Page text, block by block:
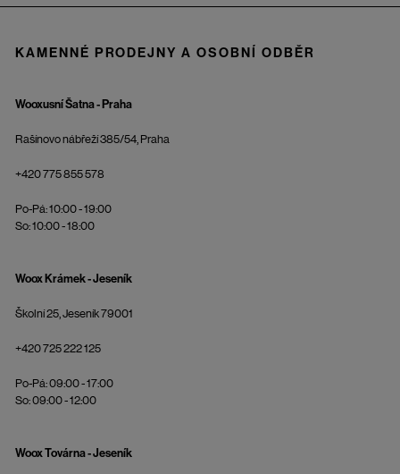
KAMENNÉ PRODEJNY A OSOBNÍ ODBĚR
Wooxusní Šatna - Praha
Rašínovo nábřeží 385/54, Praha
+420 775 855 578
Po-Pá: 10:00 - 19:00
So: 10:00 - 18:00
Woox Krámek - Jeseník
Školní 25, Jeseník 79001
+420 725 222 125
Po-Pá: 09:00 - 17:00
So: 09:00 - 12:00
Woox Továrna - Jeseník